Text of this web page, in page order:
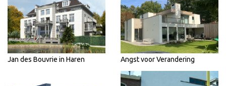
Jan des Bouvrie in Haren Angst voor Verandering